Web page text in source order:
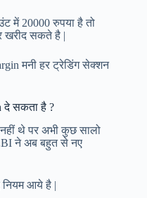
में 20000 रुपया है तो
सकते है |
मनी हर ट्रेडिंग सेक्शन
दे सकता है ?
थे पर अभी कुछ सालो
ने अब बहुत से नए
आये है |